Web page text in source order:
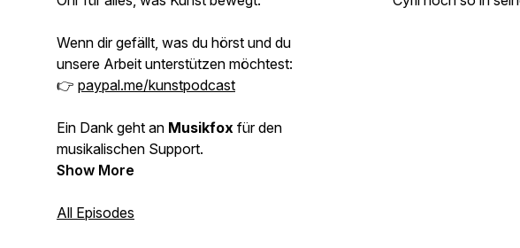
Wenn dir gefällt, was du hörst und du
unsere Arbeit unterstützen möchtest:
👉 paypal.me/kunstpodcast
Ein Dank geht an Musikfox für den
musikalischen Support.
Show More
All Episodes